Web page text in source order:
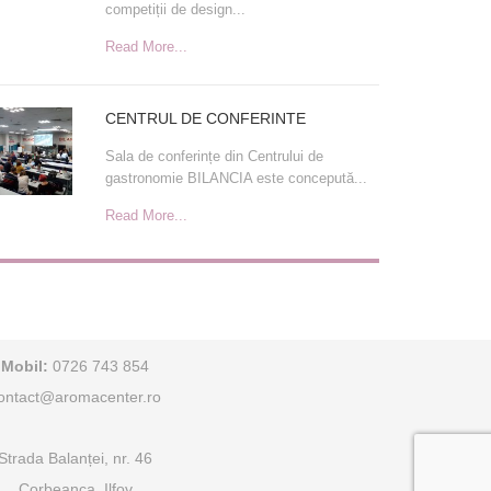
competiții de design...
Read More...
CENTRUL DE CONFERINTE
Sala de conferințe din Centrului de
gastronomie BILANCIA este concepută...
Read More...
Mobil: 0726 743 854
Balanței, nr. 46